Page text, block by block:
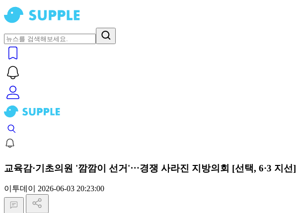
교육감·기초의원 '깜깜이 선거'⋯경쟁 사라진 지방의회 [선택, 6·3 지선]
이투데이 2026-06-03 20:23:00